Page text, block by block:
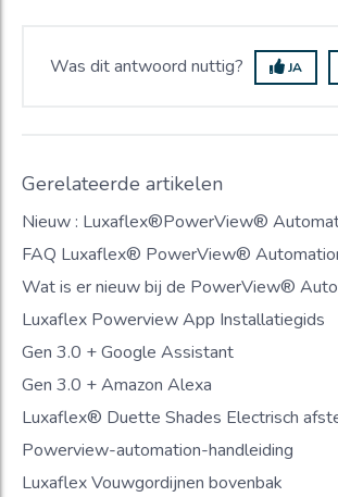
Was dit antwoord nuttig? JA
Gerelateerde artikelen
Nieuw : Luxaflex®PowerView®
FAQ Luxaflex® PowerView®
Luxaflex Powerview App Installatiegids
Gen 3.0 + Google Assistant
Gen 3.0 + Amazon Alexa
Powerview-automation-handleiding
Luxaflex Vouwgordijnen bovenbak